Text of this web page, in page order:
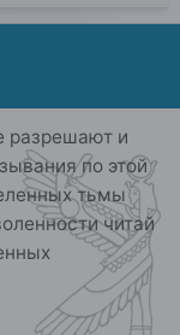
разрешают и
по этой
тьмы
читай